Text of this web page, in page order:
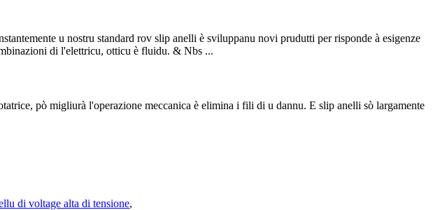
u nostru standard rov slip anelli è sviluppanu novi prudutti per risponde à esigenze
di l'elettricu, otticu è fluidu. & Nbs ...
pò migliurà l'operazione meccanica è elimina i fili di u dannu. E slip anelli sò largamente
di voltage alta di tensione,